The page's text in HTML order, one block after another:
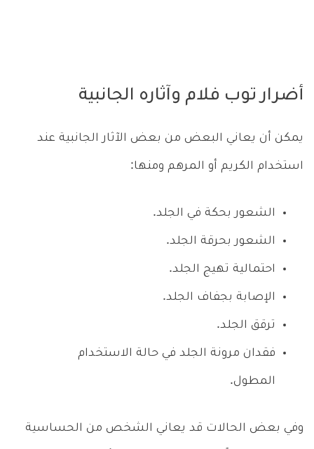
أضرار توب فلام وآثاره الجانبية
يمكن أن يعاني البعض من بعض الآثار الجانبية عند
استخدام الكريم أو المرهم ومنها:
الشعور بحكة في الجلد.
الشعور بحرقة الجلد.
احتمالية تهيج الجلد.
الإصابة بجفاف الجلد.
ترقق الجلد.
فقدان مرونة الجلد في حالة الاستخدام
المطول.
وفي بعض الحالات قد يعاني الشخص من الحساسية